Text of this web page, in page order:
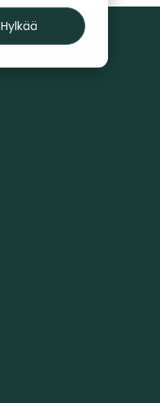
Hylkää